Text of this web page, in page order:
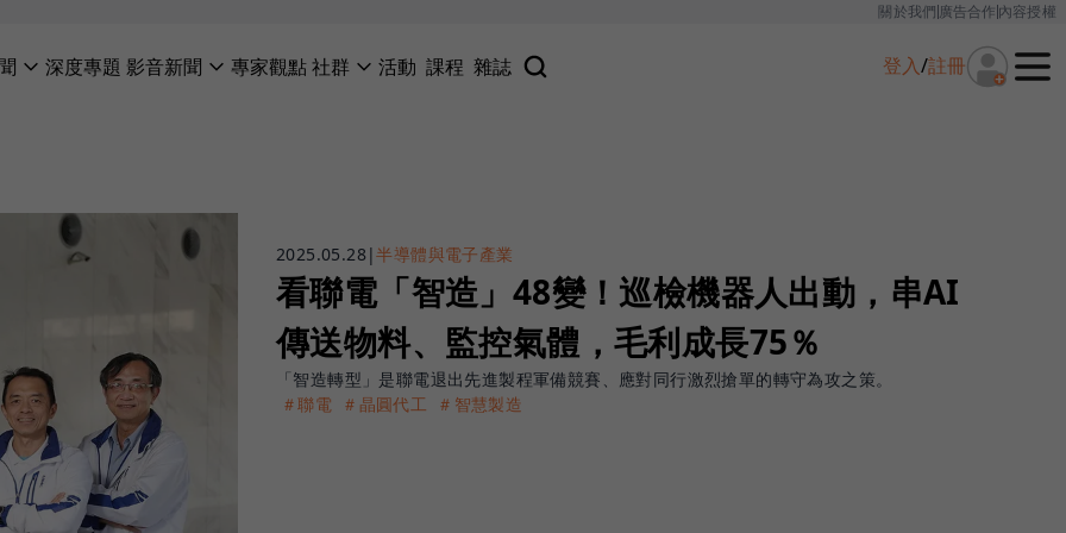
關於我們廣告合作內容授權
深度專題 影音新聞 專家觀點社群 活動 課程 雜誌 登入/註冊
2025.05.28|半導體與電子產業
看聯電「智造」48變！巡檢機器人出動，串AI
傳送物料、監控氣體，毛利成長75％
「智造轉型」是聯電退出先進製程軍備競賽、應對同行激烈搶單的轉守為攻之策。
＃聯電 ＃晶圓代工 ＃智慧製造